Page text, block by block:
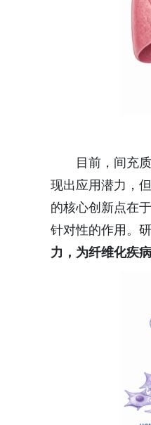
目前，间充
现出应用潜力，
的核心创新点在
针对性的作用。
力，为纤维化疾